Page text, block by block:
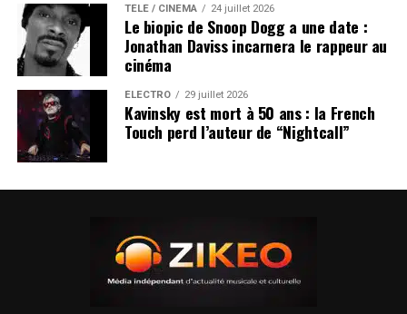
TÉLÉ / CINÉMA 24 juillet 2026
Le biopic de Snoop Dogg a une date :
Jonathan Daviss incarnera le rappeur au
cinéma
ÉLECTRO 29 juillet 2026
Kavinsky est mort à 50 ans : la French
Touch perd l’auteur de “Nightcall”